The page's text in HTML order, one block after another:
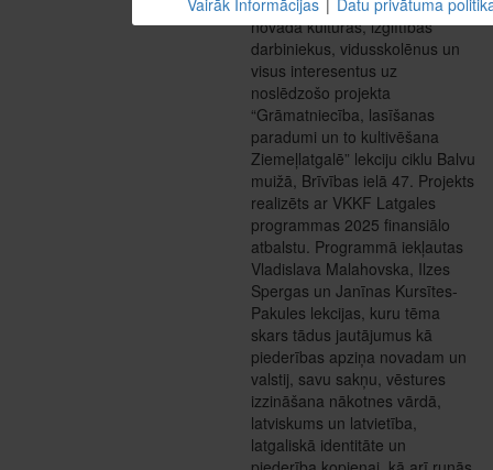
Centrālā bibliotēka aicina
novada kultūras, izglītības
darbiniekus, vidusskolēnus un
visus interesentus uz
noslēdzošo projekta
“Grāmatniecība, lasīšanas
paradumi un to kultivēšana
Ziemeļlatgalē” lekciju ciklu Balvu
muižā, Brīvības ielā 47. Projekts
realizēts ar VKKF Latgales
programmas 2025 finansiālo
atbalstu. Programmā iekļautas
Vladislava Malahovska, Ilzes
Spergas un Janīnas Kursītes-
Pakules lekcijas, kuru tēma
skars tādus jautājumus kā
piederības apziņa novadam un
valstij, savu sakņu, vēstures
izzināšana nākotnes vārdā,
latviskums un latvietība,
latgaliskā identitāte un
Vairāk Informācijas | Datu privātuma